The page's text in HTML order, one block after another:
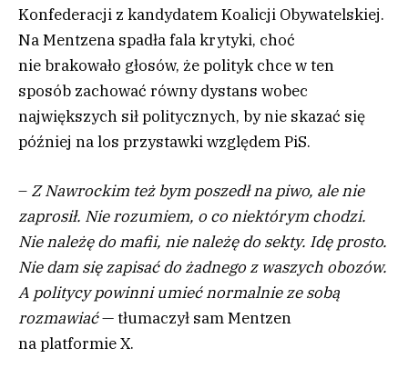
Konfederacji z kandydatem Koalicji Obywatelskiej.
Na Mentzena spadła fala krytyki, choć
nie brakowało głosów, że polityk chce w ten
sposób zachować równy dystans wobec
największych sił politycznych, by nie skazać się
później na los przystawki względem PiS.
– Z Nawrockim też bym poszedł na piwo, ale nie
zaprosił. Nie rozumiem, o co niektórym chodzi.
Nie należę do mafii, nie należę do sekty. Idę prosto.
Nie dam się zapisać do żadnego z waszych obozów.
A politycy powinni umieć normalnie ze sobą
rozmawiać— tłumaczył sam Mentzen
na platformie X.